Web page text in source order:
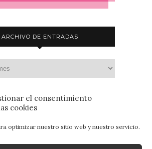
el consentimiento
cookies
optimizar nuestro sitio web y nuestro servicio.
ARCHIVO DE ENTRADAS